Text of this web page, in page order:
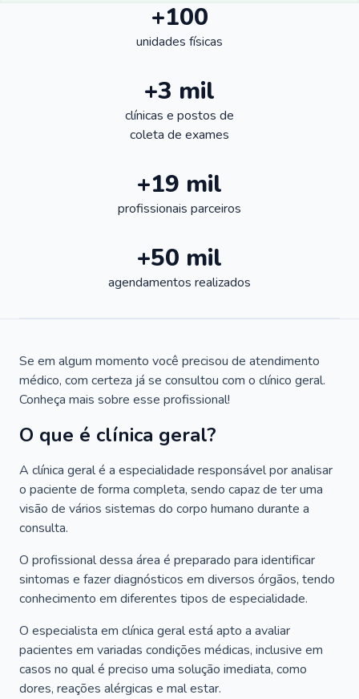
+100
unidades físicas
+3 mil
clínicas e postos de
coleta de exames
+19 mil
profissionais parceiros
+50 mil
agendamentos realizados
Se em algum momento você precisou de atendimento
médico, com certeza já se consultou com o clínico geral.
Conheça mais sobre esse profissional!
O que é clínica geral?
A clínica geral é a especialidade responsável por analisar
o paciente de forma completa, sendo capaz de ter uma
visão de vários sistemas do corpo humano durante a
consulta.
O profissional dessa área é preparado para identificar
sintomas e fazer diagnósticos em diversos órgãos, tendo
conhecimento em diferentes tipos de especialidade.
O especialista em clínica geral está apto a avaliar
pacientes em variadas condições médicas, inclusive em
casos no qual é preciso uma solução imediata, como
dores, reações alérgicas e mal estar.